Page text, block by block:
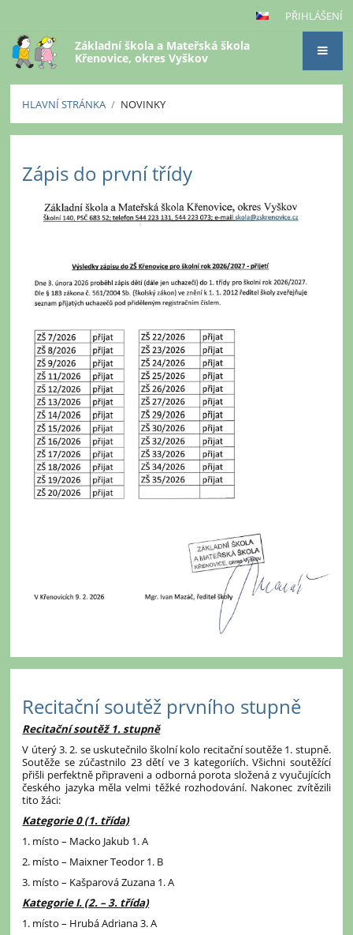
PŘIHLÁŠENÍ
Základní škola a Mateřská škola
Křenovice, okres Vyškov
HLAVNÍ STRÁNKA / NOVINKY
Zápis do první třídy
Recitační soutěž prvního stupně
Recitační soutěž 1. stupně
V úterý 3. 2. se uskutečnilo školní kolo recitační soutěže 1. stupně.
Soutěže se zúčastnilo 23 dětí ve 3 kategoriích. Všichni soutěžící
přišli perfektně připraveni a odborná porota složená z vyučujících
českého jazyka měla velmi těžké rozhodování. Nakonec zvítězili
tito žáci:
Kategorie 0 (1. třída)
1. místo – Macko Jakub 1. A
2. místo – Maixner Teodor 1. B
3. místo – Kašparová Zuzana 1. A
Kategorie I. (2. – 3. třída)
1. místo – Hrubá Adriana 3. A